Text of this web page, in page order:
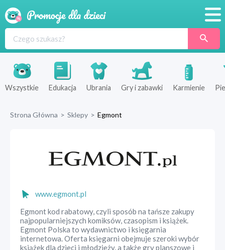
Produkty
Sklepy
Wszystkie Edukacja Ubrania Gry i zabawki Karmienie
Strona Główna > Sklepy > Egmont
www.egmont.pl
Egmont kod rabatowy, czyli sposób na tańsze zakupy
najpopularniejszych komiksów, czasopism i książek.
Egmont Polska to wydawnictwo i księgarnia
internetowa. Oferta księgarni obejmuje szeroki wybór
książek dla dzieci i młodzieży, a także gry planszowe i